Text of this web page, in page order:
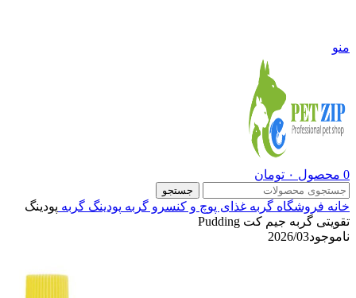
منو
0 محصول ۰ تومان
جستجو
خانه فروشگاه گربه غذای پوچ و کنسرو گربه پودینگ گربه پودینگ
تقویتی گربه جیم کت Pudding
ناموجود2026/03